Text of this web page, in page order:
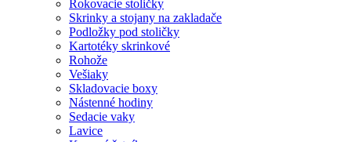
Rokovacie stoličky
Skrinky a stojany na zakladače
Podložky pod stoličky
Kartotéky skrinkové
Rohože
Vešiaky
Skladovacie boxy
Nástenné hodiny
Sedacie vaky
Lavice